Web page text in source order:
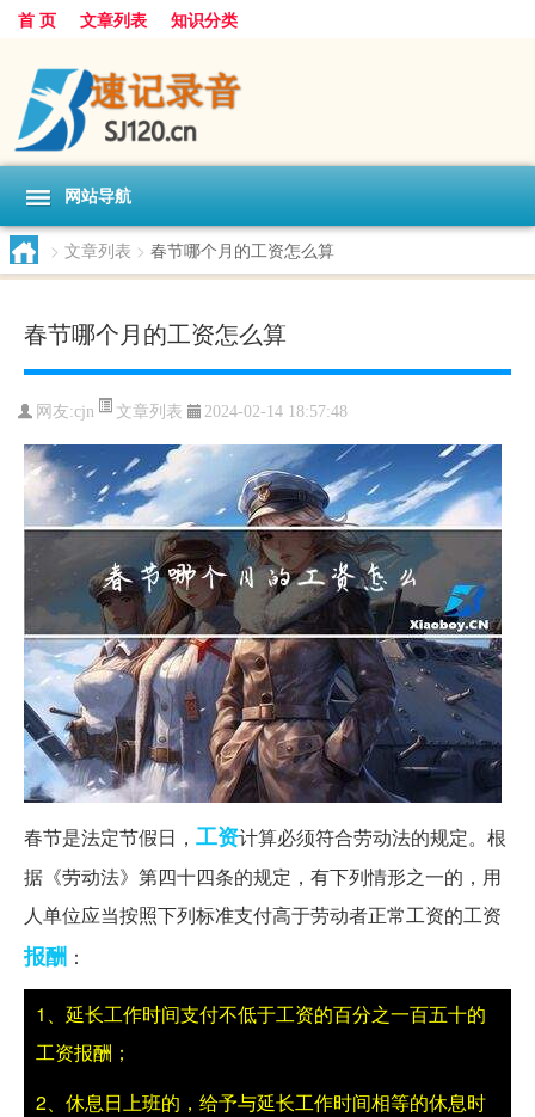
首 页 文章列表 知识分类
网站导航
> 文章列表 > 春节哪个月的工资怎么算
春节哪个月的工资怎么算
网友:cjn 文章列表 2024-02-14 18:57:48
春节是法定节假日， 工资计算必须符合劳动法的规定。根
据《劳动法》第四十四条的规定，有下列情形之一的，用
人单位应当按照下列标准支付高于劳动者正常工资的工资
报酬 ：
1、延长工作时间支付不低于工资的百分之一百五十的
工资报酬；
2、休息日上班的，给予与延长工作时间相等的休息时